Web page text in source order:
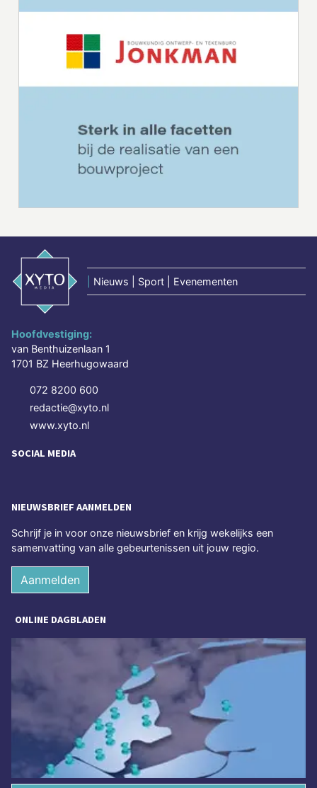
Nieuws | Sport | Evenementen
Hoofdvestiging:
van Benthuizenlaan 1
1701 BZ Heerhugowaard
072 8200 600
redactie@xyto.nl
www.xyto.nl
SOCIAL MEDIA
NIEUWSBRIEF AANMELDEN
Schrijf je in voor onze nieuwsbrief en krijg wekelijks een
samenvatting van alle gebeurtenissen uit jouw regio.
Aanmelden
ONLINE DAGBLADEN